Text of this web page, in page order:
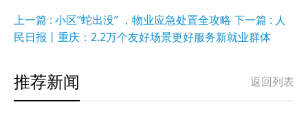
上一篇 : 小区“蛇出没” ，物业应急处置全攻略 下一篇 : 人
民日报丨重庆：2.2万个友好场景更好服务新就业群体
返回列表
推荐新闻